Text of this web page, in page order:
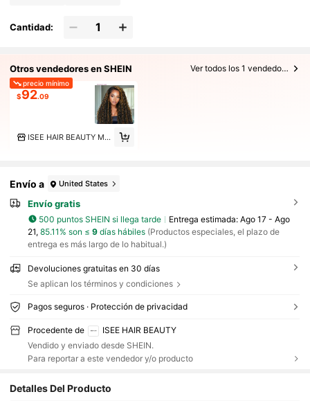
Cantidad:
Otros vendedores en SHEIN Ver todos los 1 vendedores
precio mínimo
$92.09
ISEE HAIR BEAUTY Marketplace
Envío a United States
Envío gratis
500 puntos SHEIN si llega tarde Entrega estimada: Ago 17 - Ago
21, 85.11% son ≤ 9días hábiles(Productos especiales, el plazo de
entrega es más largo de lo habitual.)
Devoluciones gratuitas en 30 días
Se aplican los términos y condiciones
Pagos seguros · Protección de privacidad
Procedente de
ISEE HAIR BEAUTY
Vendido y enviado desde SHEIN.
Para reportar a este vendedor y/o producto
Detalles Del Producto
4.82 52K Seguidores